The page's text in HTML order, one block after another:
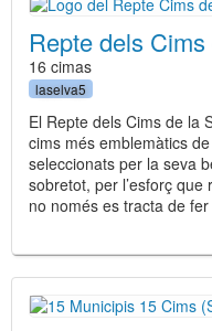
Repte dels
16 cimas
laselva5
El Repte dels Cims de la
cims més emblemàtics
seleccionats per la seva
sobretot, per l’esforç
no només es tracta de